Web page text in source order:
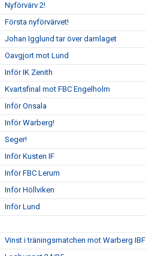
Nyförvärv 2!
Första nyförvärvet!
Johan Igglund tar över damlaget
Oavgjort mot Lund
Inför IK Zenith
Kvartsfinal mot FBC Engelholm
Inför Onsala
Inför Warberg!
Seger!
Inför Kusten IF
Inför FBC Lerum
Inför Höllviken
Inför Lund
Vinst i träningsmatchen mot Warberg IBF